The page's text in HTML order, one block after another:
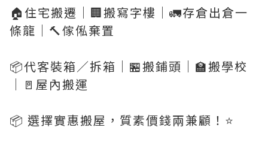
🏠住宅搬遷｜🏢搬寫字樓｜🚛存倉出倉一
條龍｜🔨傢俬棄置
📦代客裝箱／拆箱｜🏪搬鋪頭｜🏫搬學校
｜🚪屋內搬運
📦 選擇實惠搬屋，質素價錢兩兼顧！⭐️